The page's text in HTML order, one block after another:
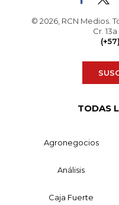
© 2026, RCN Medios.
Cr.
TODAS
Agronegocios
Análisis
Caja Fuerte